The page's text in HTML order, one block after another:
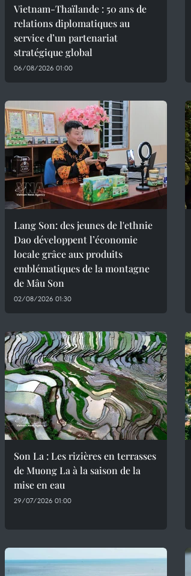
Vietnam-Thaïlande : 50 ans de
relations diplomatiques au
service d’un partenariat
stratégique global
06/08/2026 01:00
Lang Son: des jeunes de l'ethnie
Dao développent l’économie
locale grâce aux produits
emblématiques de la montagne
de Mâu Son
02/08/2026 01:30
Son La : Les rizières en terrasses
de Muong La à la saison de la
mise en eau
29/07/2026 01:00